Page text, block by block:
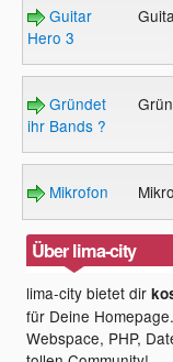
Guitar
Hero 3
Gründet
ihr Bands ?
Mikrofon
Über lima-city
lima-city bietet dir
für Deine
Webspace, PHP,